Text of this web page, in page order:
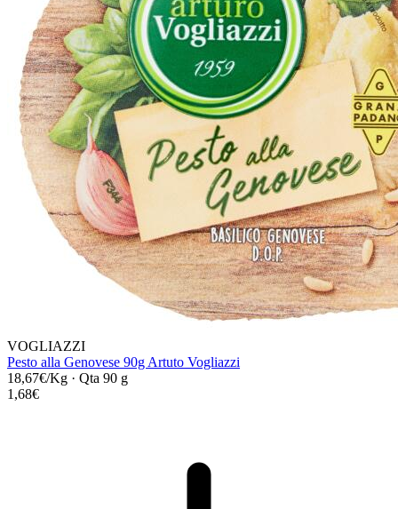
VOGLIAZZI
Pesto alla Genovese 90g Artuto Vogliazzi
18,67€/Kg · Qta 90 g
1,68€